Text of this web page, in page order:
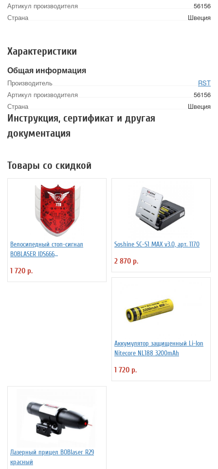
Артикул производителя
56156
Страна
Швеция
Характеристики
Общая информация
Производитель
RST
Артикул производителя
56156
Страна
Швеция
Инструкция, сертификат и другая
документация
Товары со скидкой
Велосипедный стоп-сигнал
BOBLASER IDS666
1 720 р.
Soshine SC-S1 MAX v3.0, арт. 1170
2 870 р.
Аккумулятор защищенный Li-Ion
Niteсore NL188 3200mAh
1 720 р.
Лазерный прицел BOBlaser R29
красный